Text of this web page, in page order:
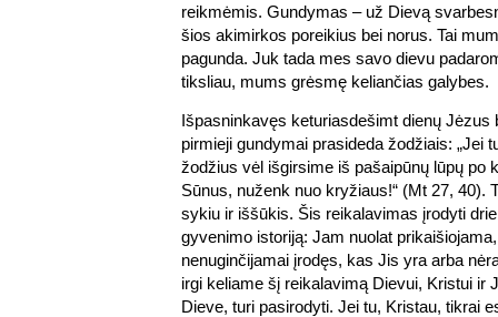
reikmėmis. Gundymas – už Dievą
šios akimirkos poreikius bei norus. Tai
pagunda. Juk tada mes savo dievu
tiksliau, mums grėsmę keliančias galybes.
Išpasninkavęs keturiasdešimt dienų Jėzus
pirmieji gundymai prasideda žodžiais: „Jei
žodžius vėl išgirsime iš pašaipūnų lūpų po
Sūnus, nuženk nuo kryžiaus!“ (Mt 27, 40).
sykiu ir iššūkis. Šis reikalavimas įrodyti
gyvenimo istoriją: Jam nuolat
nenuginčijamai įrodęs, kas Jis yra arba
irgi keliame šį reikalavimą Dievui, Kristui ir
Dieve, turi pasirodyti. Jei tu, Kristau, tikrai